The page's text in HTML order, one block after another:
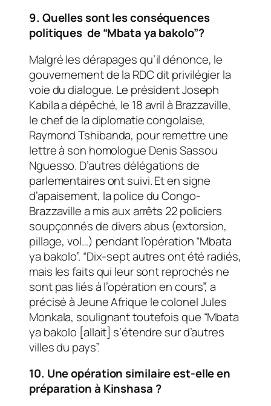
9. Quelles sont les conséquences
politiques de “Mbata ya bakolo”?
Malgré les dérapages qu’il dénonce, le
gouvernement de la RDC dit privilégier la
voie du dialogue. Le président Joseph
Kabila a dépêché, le 18 avril à Brazzaville,
le chef de la diplomatie congolaise,
Raymond Tshibanda, pour remettre une
lettre à son homologue Denis Sassou
Nguesso. D’autres délégations de
parlementaires ont suivi. Et en signe
d’apaisement, la police du Congo-
Brazzaville a mis aux arrêts 22 policiers
soupçonnés de divers abus (extorsion,
pillage, vol…) pendant l’opération “Mbata
ya bakolo”. “Dix-sept autres ont été radiés,
mais les faits qui leur sont reprochés ne
sont pas liés à l’opération en cours”, a
précisé àJeune Afrique le colonel Jules
Monkala, soulignant toutefois que “Mbata
ya bakolo [allait] s’étendre sur d’autres
villes du pays”.
10. Une opération similaire est-elle en
préparation à Kinshasa ?